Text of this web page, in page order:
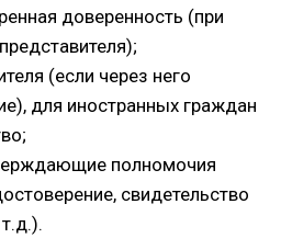
доверенность (при
(если через него
для иностранных граждан
полномочия
свидетельство